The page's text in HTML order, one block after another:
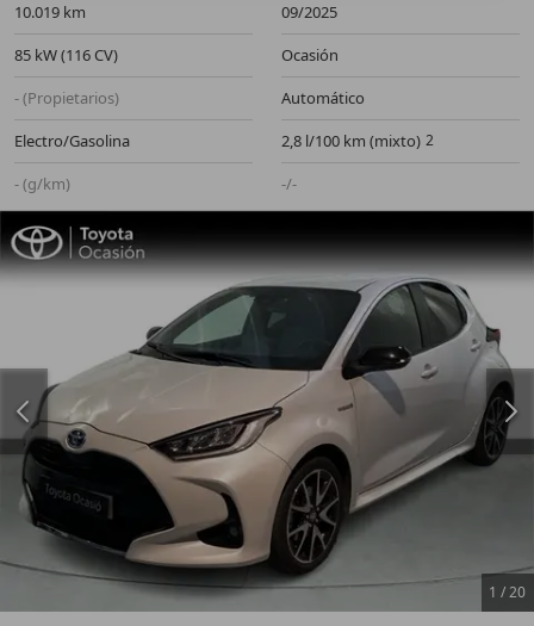
10.019 km
09/2025
85 kW (116 CV)
Ocasión
- (Propietarios)
Automático
Electro/Gasolina
2,8 l/100 km (mixto)
- (g/km)
-/-
1 /20